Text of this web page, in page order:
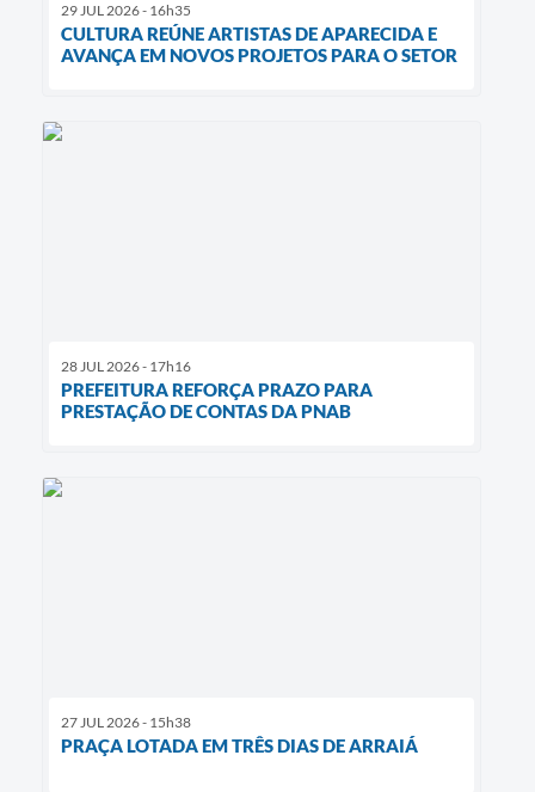
29 JUL 2026 - 16h35
CULTURA REÚNE ARTISTAS DE APARECIDA E
AVANÇA EM NOVOS PROJETOS PARA O SETOR
28 JUL 2026 - 17h16
PREFEITURA REFORÇA PRAZO PARA
PRESTAÇÃO DE CONTAS DA PNAB
27 JUL 2026 - 15h38
PRAÇA LOTADA EM TRÊS DIAS DE ARRAIÁ